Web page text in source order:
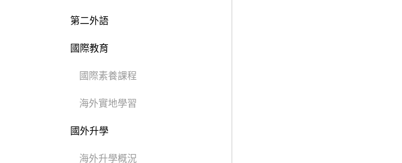
第二外語
國際教育
國際素養課程
海外實地學習
國外升學
海外升學概況